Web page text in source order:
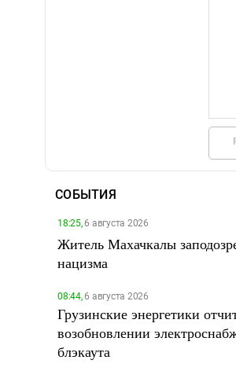
СОБЫТИЯ
18:25,6 августа 2026
Житель Махачкалы
нацизма
08:44,6 августа 2026
Грузинские энергетики
возобновлении
блэкаута